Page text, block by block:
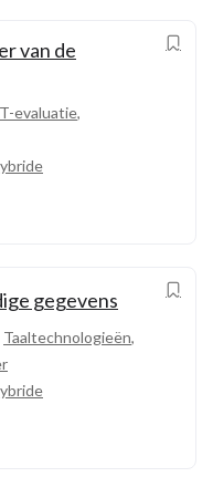
van de
evaluatie,
gegevens
Taaltechnologieën,